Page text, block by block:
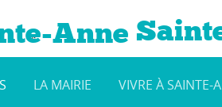
LA MAIRIE VIVRE À SAINTE-